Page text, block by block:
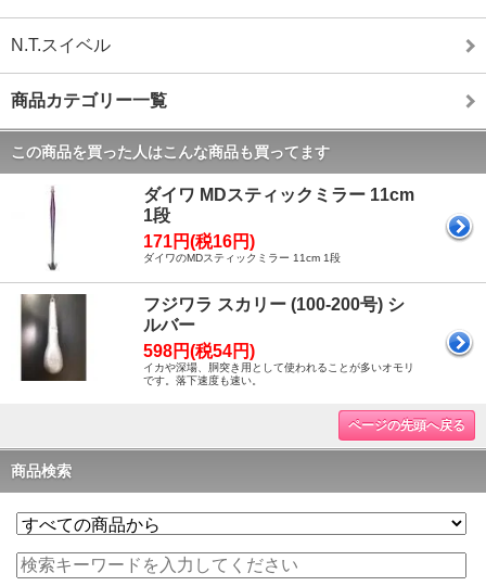
N.T.スイベル
商品カテゴリー一覧
この商品を買った人はこんな商品も買ってます
ダイワ MDスティックミラー 11cm
1段
171円(税16円)
ダイワのMDスティックミラー 11cm 1段
フジワラ スカリー (100-200号) シ
ルバー
598円(税54円)
イカや深場、胴突き用として使われることが多いオモリ
です。落下速度も速い。
ページの先頭へ戻る
商品検索